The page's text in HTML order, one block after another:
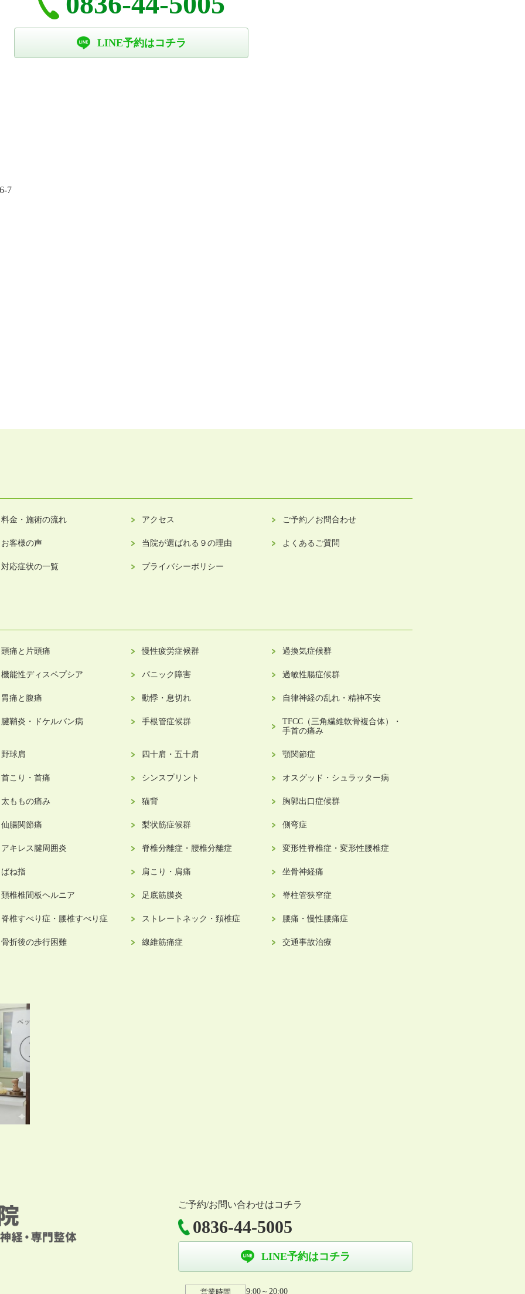
LINE予約はコチラ
7
料金・施術の流れ アクセス ご予約／お問合わせ
お客様の声 当院が選ばれる９の理由 よくあるご質問
対応症状の一覧 プライバシーポリシー
頭痛と片頭痛 慢性疲労症候群 過換気症候群
機能性ディスペプシア パニック障害 過敏性腸症候群
胃痛と腹痛 動悸・息切れ 自律神経の乱れ・精神不安
腱鞘炎・ドケルバン病 手根管症候群
TFCC（三角繊維軟骨複合体）・
手首の痛み
野球肩 四十肩・五十肩 顎関節症
首こり・首痛 シンスプリント オスグッド・シュラッター病
太ももの痛み 猫背 胸郭出口症候群
仙腸関節痛 梨状筋症候群 側弯症
アキレス腱周囲炎 脊椎分離症・腰椎分離症 変形性脊椎症・変形性腰椎症
ばね指 肩こり・肩痛 坐骨神経痛
頚椎椎間板ヘルニア 足底筋膜炎 脊柱管狭窄症
脊椎すべり症・腰椎すべり症 ストレートネック・頚椎症 腰痛・慢性腰痛症
骨折後の歩行困難 線維筋痛症 交通事故治療
ご予約/お問い合わせはコチラ
0836-44-5005
LINE予約はコチラ
営業時間 9:00～20:00